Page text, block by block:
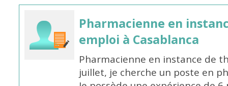
Pharmacienne en
emploi à Casablanca
Pharmacienne en instance de
juillet, je cherche un poste en